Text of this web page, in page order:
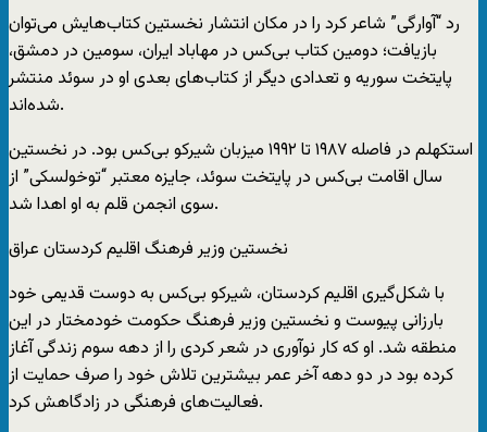
رد “آوارگی” شاعر کرد را در مکان انتشار نخستین کتاب‌هایش می‌توان
بازیافت؛ دومین کتاب بی‌کس در مهاباد ایران، سومین در دمشق،
پایتخت سوریه و تعدادی دیگر از کتاب‌های بعدی او در سوئد منتشر
شده‌اند.
استکهلم در فاصله ۱۹۸۷ تا ۱۹۹۲ میزبان شیرکو بی‌کس بود. در نخستین
سال اقامت بی‌کس در پایتخت سوئد، جایزه معتبر “توخولسکی” از
سوی انجمن قلم به او اهدا شد.
نخستین وزیر فرهنگ اقلیم کردستان عراق
با شکل‌گیری اقلیم کردستان، شیرکو بی‌کس به دوست قدیمی خود
بارزانی پیوست و نخستین وزیر فرهنگ حکومت خودمختار در این
منطقه شد. او که کار نوآوری در شعر کردی را از دهه سوم زندگی آغاز
کرده بود در دو دهه آخر عمر بیشترین تلاش خود را صرف حمایت از
فعالیت‌های فرهنگی در زادگاهش کرد.